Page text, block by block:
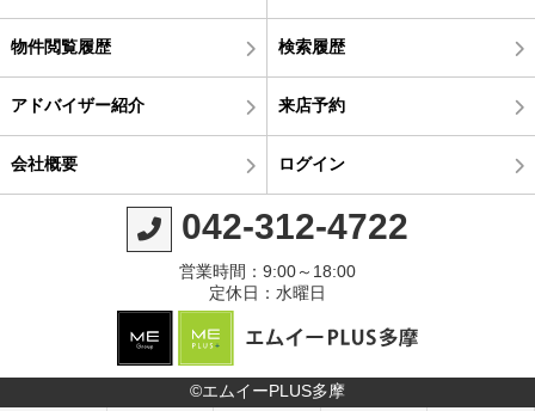
物件閲覧履歴 検索履歴
アドバイザー紹介 来店予約
会社概要 ログイン
042-312-4722
営業時間：9:00～18:00
定休日：水曜日
©エムイーPLUS多摩